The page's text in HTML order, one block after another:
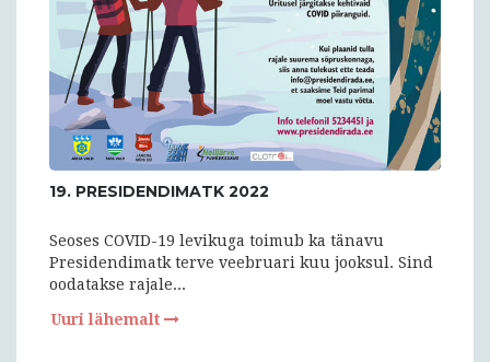
19. PRESIDENDIMATK 2022
Seoses COVID-19 levikuga toimub ka tänavu
Presidendimatk terve veebruari kuu jooksul. Sind
oodatakse rajale...
Uuri lähemalt